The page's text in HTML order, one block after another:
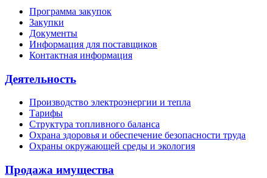
Программа закупок
Закупки
Документы
Информация для поставщиков
Контактная информация
Деятельность
Производство электроэнергии и тепла
Тарифы
Структура топливного баланса
Охрана здоровья и обеспечение безопасности труда
Охраны окружающей среды и экология
Продажа имущества